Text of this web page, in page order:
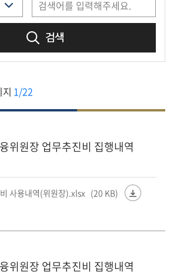
검색
1/22
위원장 업무추진비 집행내역
사용내역(위원장).xlsx (20 KB)
위원장 업무추진비 집행내역